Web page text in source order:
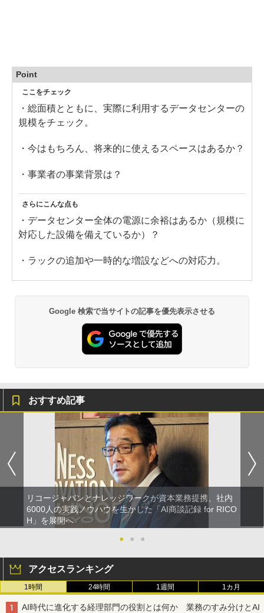
Point
ここをチェック
・総面積とともに、実際に利用するデータセンターの
規模をチェック。
・今はもちろん、将来的に使えるスペースはあるか？
・事業者の事業背景は？
さらにこんな点も
・データセンター全体の電源に余裕はあるか（規模に
対応した設備を備えているか）？
・ラックの追加や一時的な増設などへの対応力。
Google 検索で当サイトの記事を優先表示させる
おすすめ記事
リコージャパンとナレッジワークが資本業務提携、社内
6000人の実践ノウハウを生かした「AI商談記録 for RICO
H」を展開へ
●
● ●
アクセスランキング
1時間 24時間 1週間 1カ月
AI時代に進化する経理部門の役割とは何か 業務のすみ分けとAI